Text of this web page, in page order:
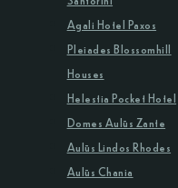
Agali Hotel Paxos
Pleiades Blossomhill
Houses
Helestia Pocket Hotel
Domes Aulūs Zante
Aulūs Lindos Rhodes
Aulūs Chania